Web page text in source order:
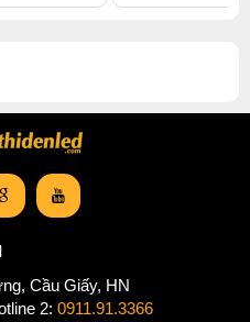
chao thả đèn thả ba
chao thả chung cư cao cấp
Cầu Giấy, HN
2: 0911.91.3366